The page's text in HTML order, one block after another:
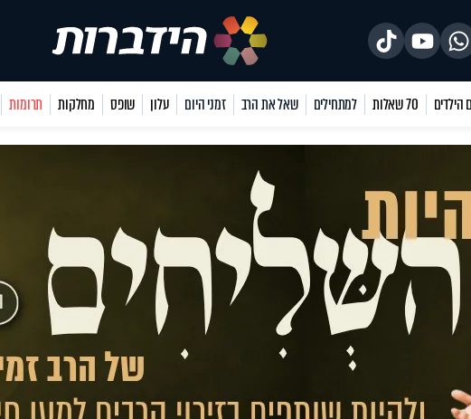
הילדים 70 שאלות למתחילים שאל את הרב זמני היום עלון שופס מחלקות תרומות